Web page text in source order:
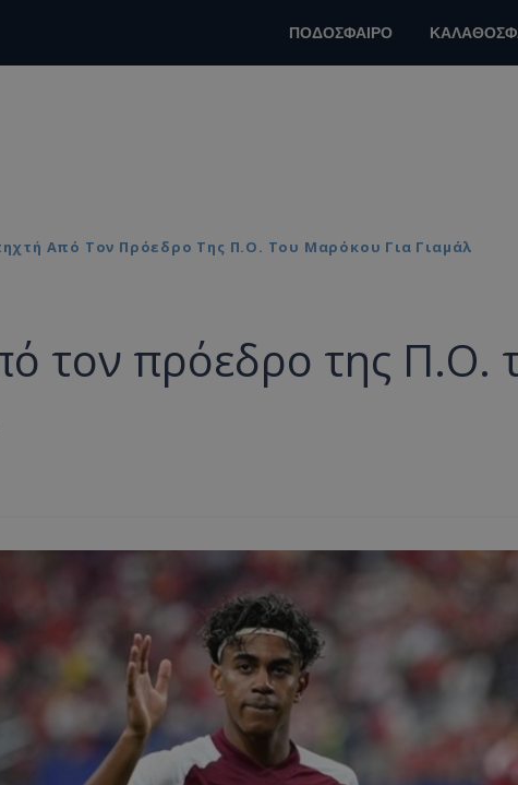
ΠΟΔΟΣΦΑΙΡΟ
Από Τον Πρόεδρο Της Π.Ο. Του Μαρόκου Για Γιαμάλ
τον πρόεδρο της Π.Ο.